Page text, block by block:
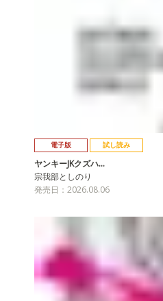
電子版 試し読み
ヤンキーJKクズハ…
宗我部としのり
発売日：2026.08.06